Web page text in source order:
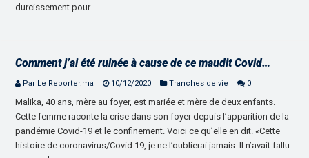
durcissement pour …
Comment j’ai été ruinée à cause de ce maudit Covid…
Par Le Reporter.ma 10/12/2020 Tranches de vie 0
Malika, 40 ans, mère au foyer, est mariée et mère de deux enfants.
Cette femme raconte la crise dans son foyer depuis l’apparition de la
pandémie Covid-19 et le confinement. Voici ce qu’elle en dit. «Cette
histoire de coronavirus/Covid 19, je ne l’oublierai jamais. Il n’avait fallu